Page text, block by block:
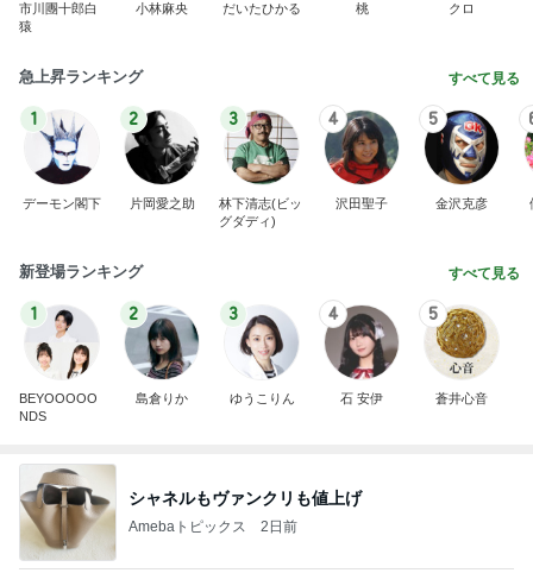
市川團十郎白
猿
小林麻央 だいたひかる 桃 クロ
急上昇ランキング すべて見る
1
デーモン閣下
2
片岡愛之助
3
林下清志(ビッ
グダディ)
4
沢田聖子
5
金沢克彦
新登場ランキング すべて見る
1
BEYOOOOO
NDS
2
島倉りか
3
ゆうこりん
4
石 安伊
5
蒼井心音
シャネルもヴァンクリも値上げ
Amebaトピックス 2日前